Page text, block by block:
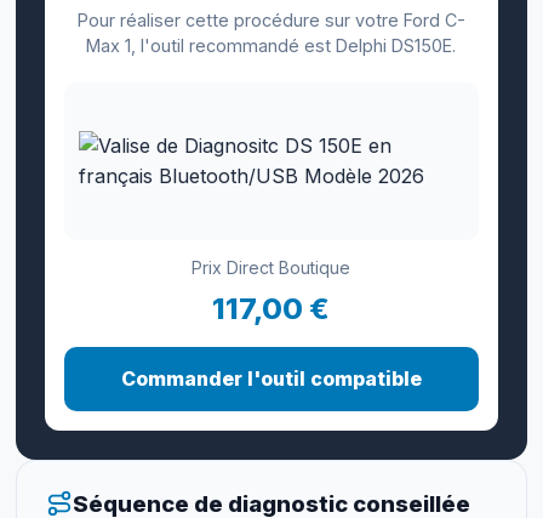
Pour réaliser cette procédure sur votre Ford C-
Max 1, l'outil recommandé est Delphi DS150E.
Prix Direct Boutique
117,00 €
Commander l'outil compatible
Séquence de diagnostic conseillée